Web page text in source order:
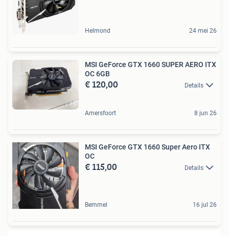
Helmond 24 mei 26
MSI GeForce GTX 1660 SUPER AERO ITX
OC 6GB
€ 120,00 Details
Amersfoort 8 jun 26
MSI GeForce GTX 1660 Super Aero ITX
OC
€ 115,00 Details
Bemmel 16 jul 26